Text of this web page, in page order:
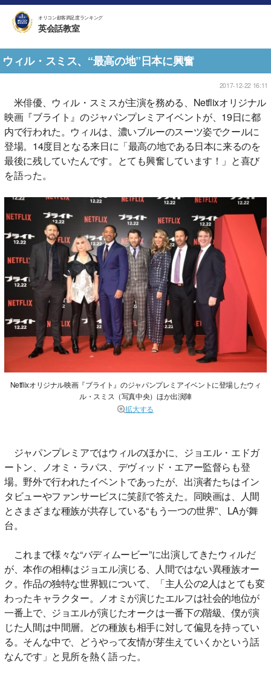
オリコン顧客満足度ランキング
英会話教室
ウィル・スミス、“最高の地”日本に興奮
2017-12-22 16:11
米俳優、ウィル・スミスが主演を務める、Netflixオリジナル
映画『ブライト』のジャパンプレミアイベントが、19日に都
内で行われた。ウィルは、濃いブルーのスーツ姿でクールに
登場。14度目となる来日に「最高の地である日本に来るのを
最後に残していたんです。とても興奮しています！」と喜び
を語った。
Netflixオリジナル映画『ブライト』のジャパンプレミアイベントに登場したウィ
ル・スミス（写真中央）ほか出演陣
拡大する
ジャパンプレミアではウィルのほかに、ジョエル・エドガ
ートン、ノオミ・ラパス、デヴィッド・エアー監督らも登
場。野外で行われたイベントであったが、出演者たちはイン
タビューやファンサービスに笑顔で答えた。同映画は、人間
とさまざまな種族が共存している“もう一つの世界”、LAが舞
台。
これまで様々な“バディムービー”に出演してきたウィルだ
が、本作の相棒はジョエル演じる、人間ではない異種族オー
ク。作品の独特な世界観について、「主人公の2人はとても変
わったキャラクター。ノオミが演じたエルフは社会的地位が
一番上で、ジョエルが演じたオークは一番下の階級、僕が演
じた人間は中間層。どの種族も相手に対して偏見を持ってい
る。そんな中で、どうやって友情が芽生えていくかという話
なんです」と見所を熱く語った。